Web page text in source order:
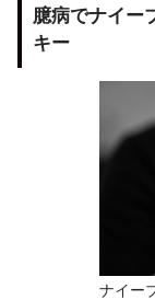
臆病でナイー
キー
ナイー